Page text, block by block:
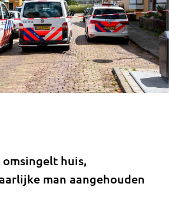
huis,
man aangehouden